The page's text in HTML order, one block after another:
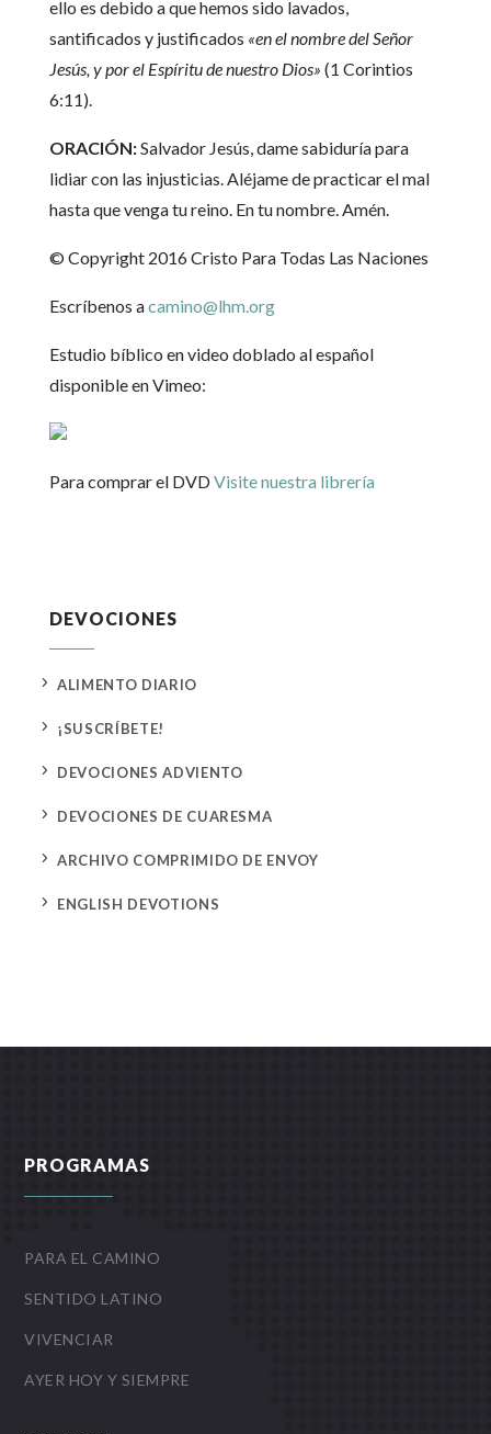
ello es debido a que hemos sido lavados,
santificados y justificados «en el nombre del Señor
Jesús, y por el Espíritu de nuestro Dios» (1 Corintios
6:11).
ORACIÓN:Salvador Jesús, dame sabiduría para
lidiar con las injusticias. Aléjame de practicar el mal
hasta que venga tu reino. En tu nombre. Amén.
© Copyright 2016 Cristo Para Todas Las Naciones
Escríbenos acamino@lhm.org
Estudio bíblico en video doblado al español
disponible en Vimeo:
Para comprar el DVDVisite nuestra librería
DEVOCIONES
5 ALIMENTO DIARIO
5 ¡SUSCRÍBETE!
5 DEVOCIONES ADVIENTO
5 DEVOCIONES DE CUARESMA
5 ARCHIVO COMPRIMIDO DE ENVOY
5 ENGLISH DEVOTIONS
PROGRAMAS
PARA EL CAMINO
SENTIDO LATINO
VIVENCIAR
AYER HOY Y SIEMPRE